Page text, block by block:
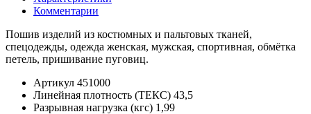
Комментарии
Пошив изделий из костюмных и пальтовых тканей,
спецодежды, одежда женская, мужская, спортивная, обмётка
петель, пришивание пуговиц.
Артикул 451000
Линейная плотность (ТЕКС) 43,5
Разрывная нагрузка (кгс) 1,99